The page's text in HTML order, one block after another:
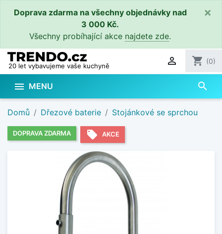
Doprava zdarma na všechny objednávky nad
3 000 Kč.
Všechny probíhající akce najdete zde.
×
20 let vybavujeme vaše kuchyně  shopping_cart (0)
 MENU search
Domů Dřezové baterie Stojánkové se sprchou
DOPRAVA ZDARMA local_offer AKCE